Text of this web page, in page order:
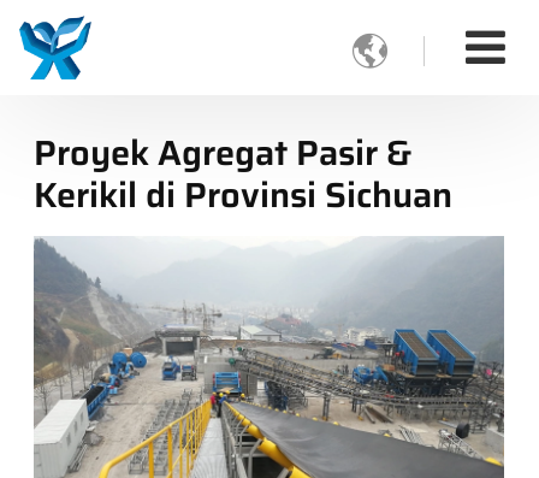

Proyek Agregat Pasir &
Kerikil di Provinsi Sichuan